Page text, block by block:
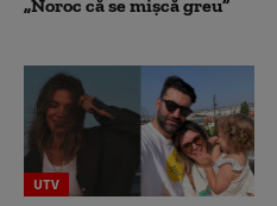
„Noroc că se mișcă greu”
UTV